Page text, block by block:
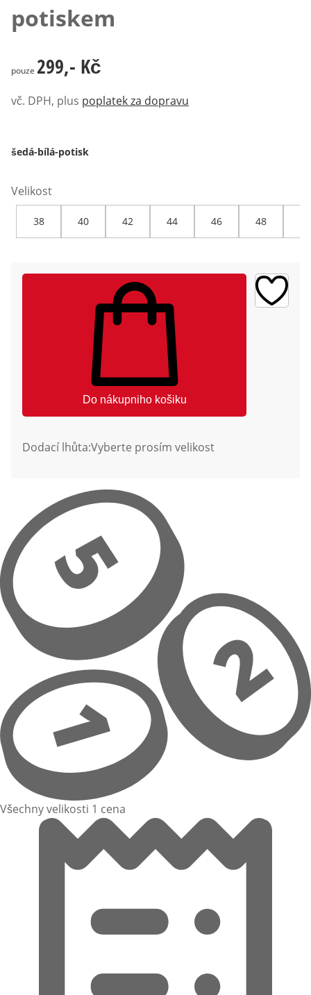
potiskem
299,- Kč
pouze 299,- Kč
vč. DPH, plus poplatek za dopravu
šedá-bílá-potisk
Velikost
38 40 42 44 46 48
Do nákupniho košiku
Dodací lhůta:Vyberte prosím velikost
Všechny velikosti 1 cena